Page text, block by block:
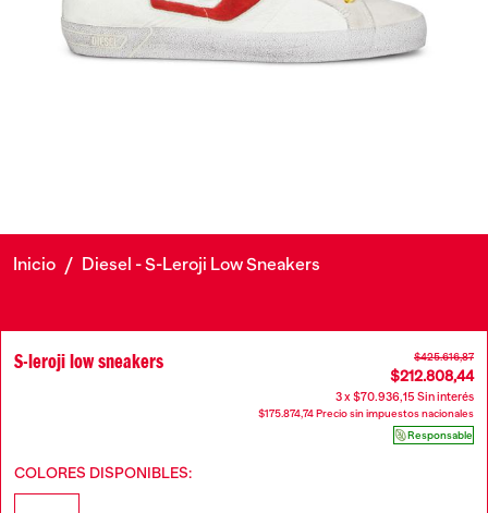
Inicio / Diesel - S-Leroji Low Sneakers
S-leroji low sneakers $425.616,87
$212.808,44
3 x $70.936,15 Sin interés
$175.874,74 Precio sin impuestos nacionales
Responsable
COLORES DISPONIBLES: